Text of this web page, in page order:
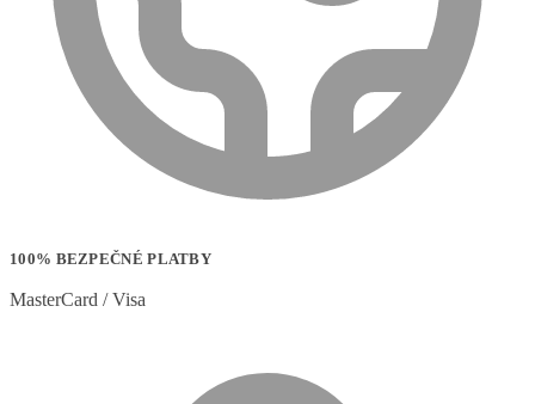
100% BEZPEČNÉ PLATBY
MasterCard / Visa